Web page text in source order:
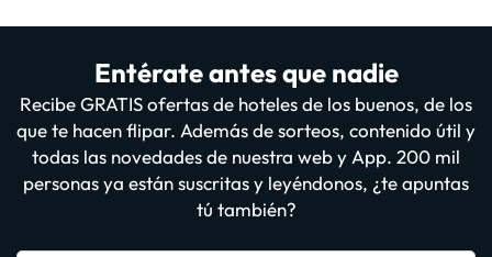
Entérate antes que nadie
Recibe GRATIS ofertas de hoteles de los buenos, de los
que te hacen flipar. Además de sorteos, contenido útil y
todas las novedades de nuestra web y App. 200 mil
personas ya están suscritas y leyéndonos, ¿te apuntas
tú también?